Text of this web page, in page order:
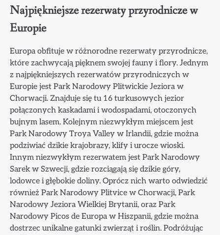
Najpiękniejsze rezerwaty przyrodnicze w
Europie
Europa obfituje w różnorodne rezerwaty przyrodnicze,
które zachwycają pięknem swojej fauny i flory. Jednym
z najpiękniejszych rezerwatów przyrodniczych w
Europie jest Park Narodowy Plitwickie Jeziora w
Chorwacji. Znajduje się tu 16 turkusowych jezior
połączonych kaskadami i wodospadami, otoczonych
bujnym lasem. Kolejnym niezwykłym miejscem jest
Park Narodowy Troya Valley w Irlandii, gdzie można
podziwiać dzikie krajobrazy, klify i urocze wioski.
Innym niezwykłym rezerwatem jest Park Narodowy
Sarek w Szwecji, gdzie rozciągają się dzikie góry,
lodowce i głębokie doliny. Oprócz nich warto odwiedzić
również Park Narodowy Plitvice w Chorwacji, Park
Narodowy Jeziora Wielkiej Brytanii, oraz Park
Narodowy Picos de Europa w Hiszpanii, gdzie można
dostrzec unikalne gatunki zwierząt i roślin. Podróżując